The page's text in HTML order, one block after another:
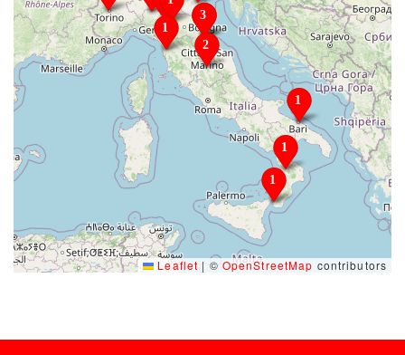
Leaflet | © OpenStreetMap contributors